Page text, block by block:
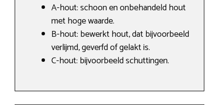
A-hout: schoon en onbehandeld hout
met hoge waarde.
B-hout: bewerkt hout, dat bijvoorbeeld
verlijmd, geverfd of gelakt is.
C-hout: bijvoorbeeld schuttingen.